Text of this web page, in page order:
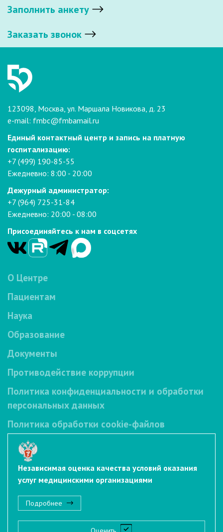
Заполнить анкету
Заказать звонок
123098, Москва, ул. Маршала Новикова, д. 23
e-mail: fmbc@fmbamail.ru
Единый контактный центр и запись на платную
госпитализацию:
+7 (499) 190-85-55
Ежедневно: 8:00 - 20:00
Дежурный администратор:
+7 (964) 725-31-84
Ежедневно: 20:00 - 08:00
Присоединяйтесь к нам в соцсетях
О Центре
Пациентам
Наука
Образование
Документы
Противодействие коррупции
Политика конфиденциальности и обработки
персональных данных
Политика обработки cookie-файлов
Независимая оценка качества условий оказания
услуг медицинскими организациями
Подробнее